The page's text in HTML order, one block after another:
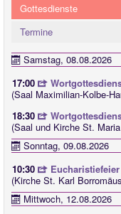
Gottesdienste
Termine
Samstag, 08.08.2026
17:00
(Saal Maximilian-Kolbe-
18:30
(Saal und Kirche St.
Sonntag, 09.08.2026
10:30
Eucharistiefeier
(Kirche St. Karl
Mittwoch, 12.08.2026